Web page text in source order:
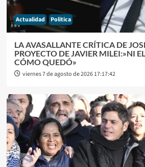
Actualidad Politica
LA AVASALLANTE CRÍTICA DE
PROYECTO DE JAVIER MILEI:»NI
CÓMO QUEDÓ»
viernes 7 de agosto de 2026 17:17:42